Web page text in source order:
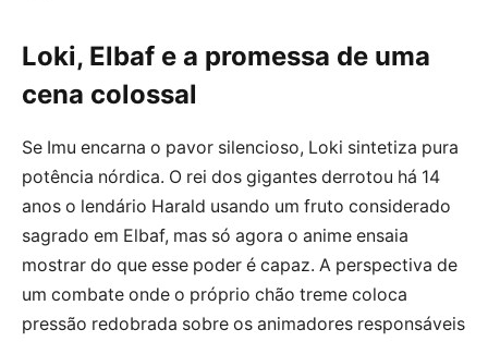
Loki, Elbaf e a promessa de uma
cena colossal
Se Imu encarna o pavor silencioso, Loki sintetiza pura
potência nórdica. O rei dos gigantes derrotou há 14
anos o lendário Harald usando um fruto considerado
sagrado em Elbaf, mas só agora o anime ensaia
mostrar do que esse poder é capaz. A perspectiva de
um combate onde o próprio chão treme coloca
pressão redobrada sobre os animadores responsáveis